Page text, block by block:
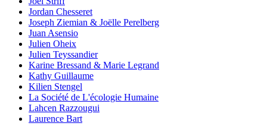
Jordan Chesseret
Joseph Ziemian & Joëlle Perelberg
Juan Asensio
Julien Oheix
Julien Teyssandier
Karine Bressand & Marie Legrand
Kathy Guillaume
Kilien Stengel
La Société de L'écologie Humaine
Lahcen Razzougui
Laurence Bart